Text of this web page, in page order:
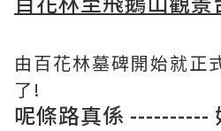
由百花林墓碑開始就正
了!
呢條路真係